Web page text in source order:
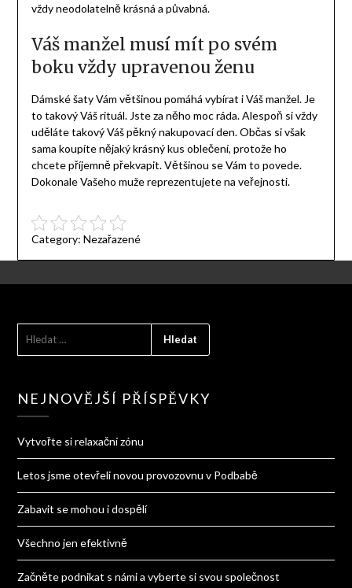
vždy neodolatelně krásná a půvabná.
Váš manžel musí mít po svém
boku vždy upravenou ženu
Dámské šaty Vám většinou pomáhá vybírat i Váš manžel. Je
to takový Váš rituál. Jste za něho moc ráda. Alespoň si vždy
uděláte takový Váš pěkný nakupovací den. Občas si však
sama koupíte nějaký krásný kus oblečení, protože ho
chcete příjemně překvapit. Většinou se Vám to povede.
Dokonale Vašeho muže reprezentujete na veřejnosti.
Category: Nezařazené
NEJNOVĚJŠÍ PŘÍSPĚVKY
Vytvořte si relaxační zónu
Letos jsme otevřeli novou provozovnu v Podbabě
Zabavit se mohou i dospělí
Všechno jen efektivně
Začněte podnikat s námi a vyberte si svou společnost